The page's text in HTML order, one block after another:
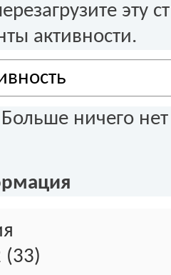
эту
активности.
Больше ничего нет
(33)